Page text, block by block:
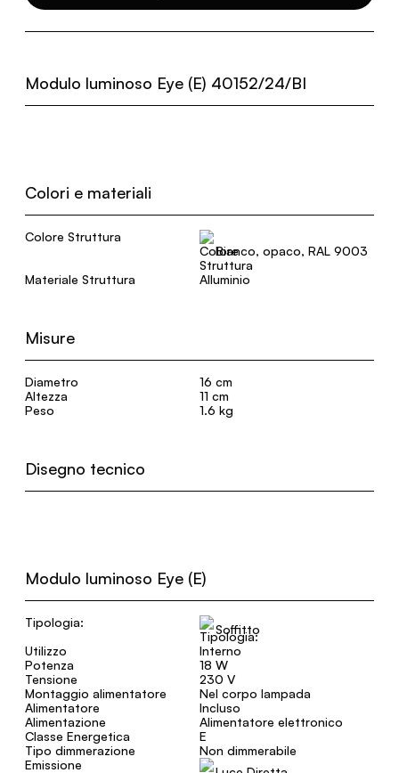
Modulo luminoso Eye (E) 40152/24/BI
Colori e materiali
Colore Struttura
Bianco, opaco, RAL 9003
Materiale Struttura
Alluminio
Misure
Diametro
16 cm
Altezza
11 cm
Peso
1.6 kg
Disegno tecnico
Modulo luminoso Eye (E)
Tipologia:
Soffitto
Utilizzo
Interno
Potenza
18 W
Tensione
230 V
Montaggio alimentatore
Nel corpo lampada
Alimentatore
Incluso
Alimentazione
Alimentatore elettronico
Classe Energetica
E
Tipo dimmerazione
Non dimmerabile
Emissione